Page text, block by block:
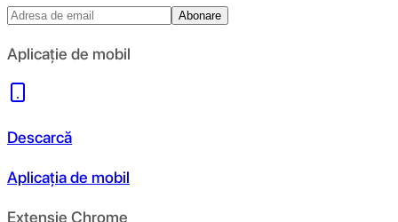
Abonare
Aplicație de mobil
Descarcă
Aplicația de mobil
Extensie Chrome